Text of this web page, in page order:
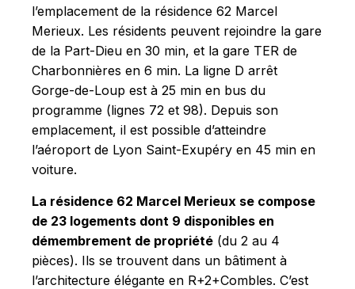
l’emplacement de la résidence 62 Marcel
Merieux. Les résidents peuvent rejoindre la gare
de la Part-Dieu en 30 min, et la gare TER de
Charbonnières en 6 min. La ligne D arrêt
Gorge-de-Loup est à 25 min en bus du
programme (lignes 72 et 98). Depuis son
emplacement, il est possible d’atteindre
l’aéroport de Lyon Saint-Exupéry en 45 min en
voiture.
La résidence 62 Marcel Merieux se compose
de 23 logements dont 9 disponibles en
démembrement de propriété (du 2 au 4
pièces). Ils se trouvent dans un bâtiment à
l’architecture élégante en R+2+Combles. C’est